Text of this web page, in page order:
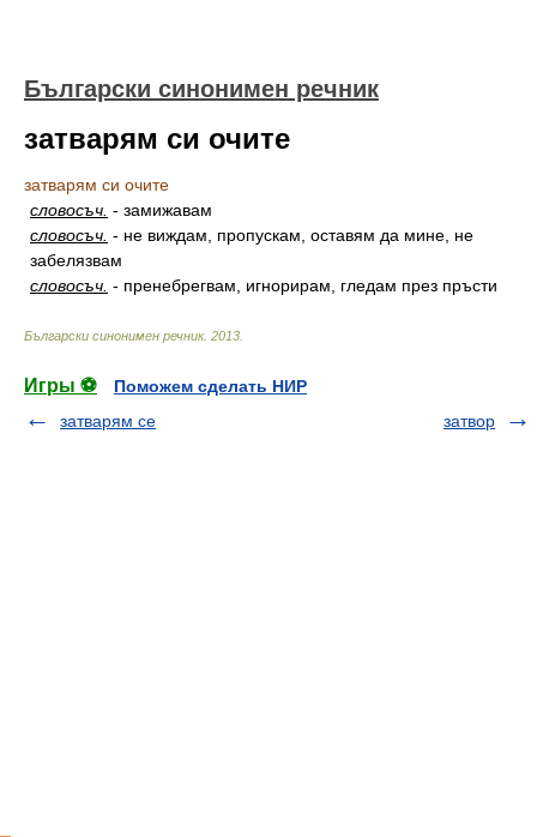
Български синонимен речник
затварям си очите
затварям си очите
словосъч. - замижавам
словосъч. - не виждам, пропускам, оставям да мине, не
забелязвам
словосъч. - пренебрегвам, игнорирам, гледам през пръсти
Български синонимен речник. 2013
Игры ⚽
Поможем сделать НИР
затварям се
затвор